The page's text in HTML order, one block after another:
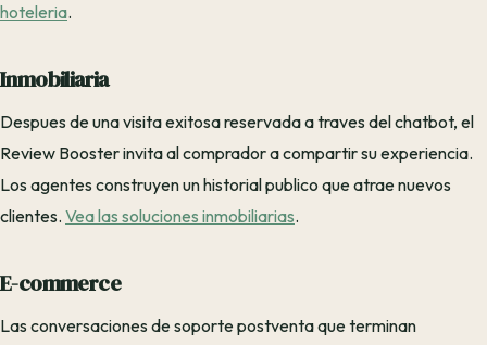
hoteleria.
Inmobiliaria
Despues de una visita exitosa reservada a traves del chatbot, el
Review Booster invita al comprador a compartir su experiencia.
Los agentes construyen un historial publico que atrae nuevos
clientes. Vea las soluciones inmobiliarias.
E-commerce
Las conversaciones de soporte postventa que terminan